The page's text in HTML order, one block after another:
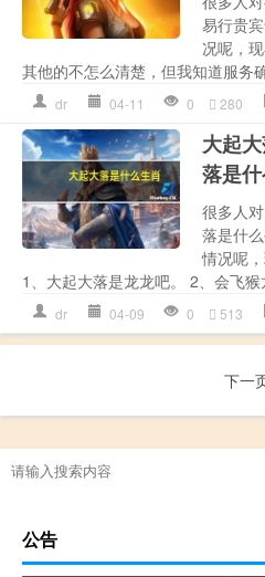
易行贵
况呢，
其他的不怎么清楚，但我知道服务
dr 04-11 0 280
大起
落是什
很多人
落是什
情况呢
1、大起大落是龙龙吧。 2、会飞
dr 04-09 0 513
下一
公告